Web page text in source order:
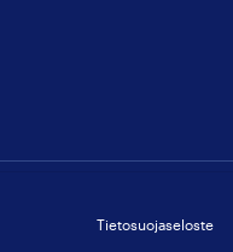
Tietosuojaseloste